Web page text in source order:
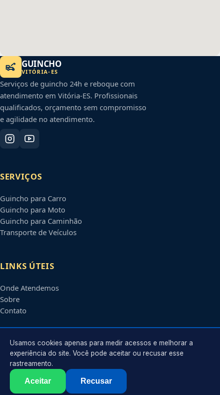
GUINCHO
VITÓRIA- ES
Serviços de guincho 24h e reboque com
atendimento em Vitória-ES. Profissionais
qualificados, orçamento sem compromisso
e agilidade no atendimento.
SERVIÇOS
Guincho para Carro
Guincho para Moto
Guincho para Caminhão
Transporte de Veículos
LINKS ÚTEIS
Onde Atendemos
Sobre
Contato
CONTATO
Atendimento em
contato@guinchosemvitoria.com.br
2026 Vitória
. Todos os direitos reservados.
Usamos cookies apenas para medir acessos e melhorar a
experiência do site. Você pode aceitar ou recusar esse
rastreamento.
Aceitar Recusar